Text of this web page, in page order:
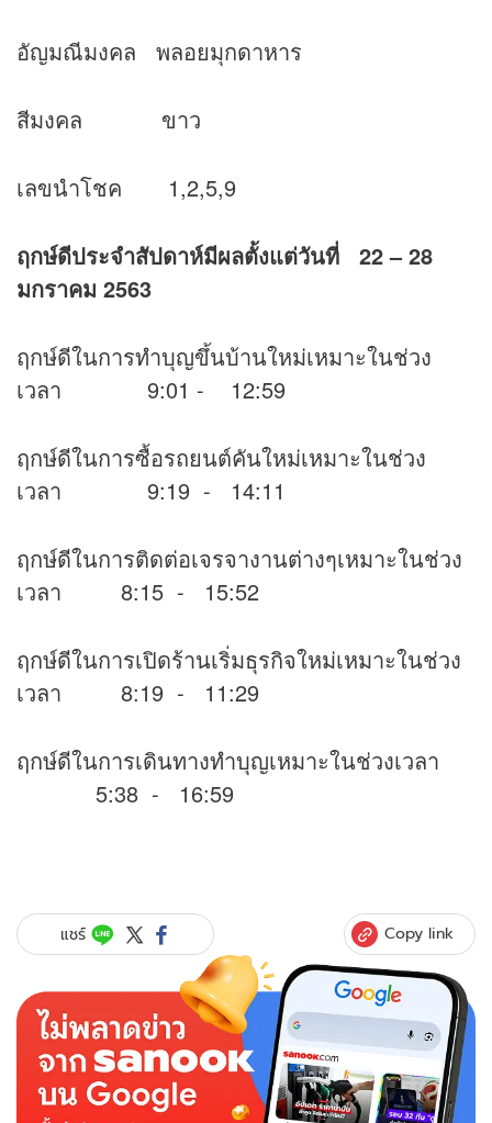
อัญมณีมงคล พลอยมุกดาหาร
สีมงคล ขาว
เลขนำโชค 1,2,5,9
ฤกษ์ดีประจำสัปดาห์มีผลตั้งแต่วันที่ 22 – 28
มกราคม 2563
ฤกษ์ดีในการทำบุญขึ้นบ้านใหม่เหมาะในช่วง
เวลา 9:01 - 12:59
ฤกษ์ดีในการซื้อรถยนต์คันใหม่เหมาะในช่วง
เวลา 9:19 - 14:11
ฤกษ์ดีในการติดต่อเจรจางานต่างๆเหมาะในช่วง
เวลา 8:15 - 15:52
ฤกษ์ดีในการเปิดร้านเริ่มธุรกิจใหม่เหมาะในช่วง
เวลา 8:19 - 11:29
ฤกษ์ดีในการเดินทางทำบุญเหมาะในช่วงเวลา
5:38 - 16:59
แชร์ Copy link